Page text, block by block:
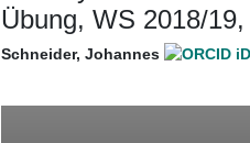
Übung, WS 2018/
Schneider, Johannes